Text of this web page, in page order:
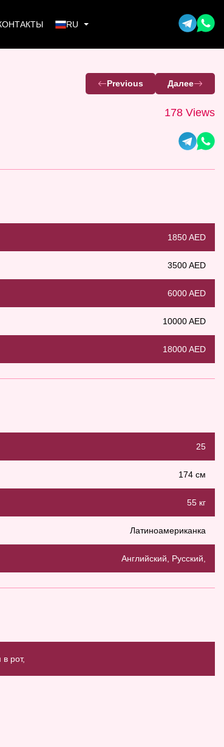
RU
Previous Далее
178 Views
1850 AED
3500 AED
6000 AED
10000 AED
18000 AED
25
174 см
55 кг
Латиноамериканка
Английский, Русский,
рот,